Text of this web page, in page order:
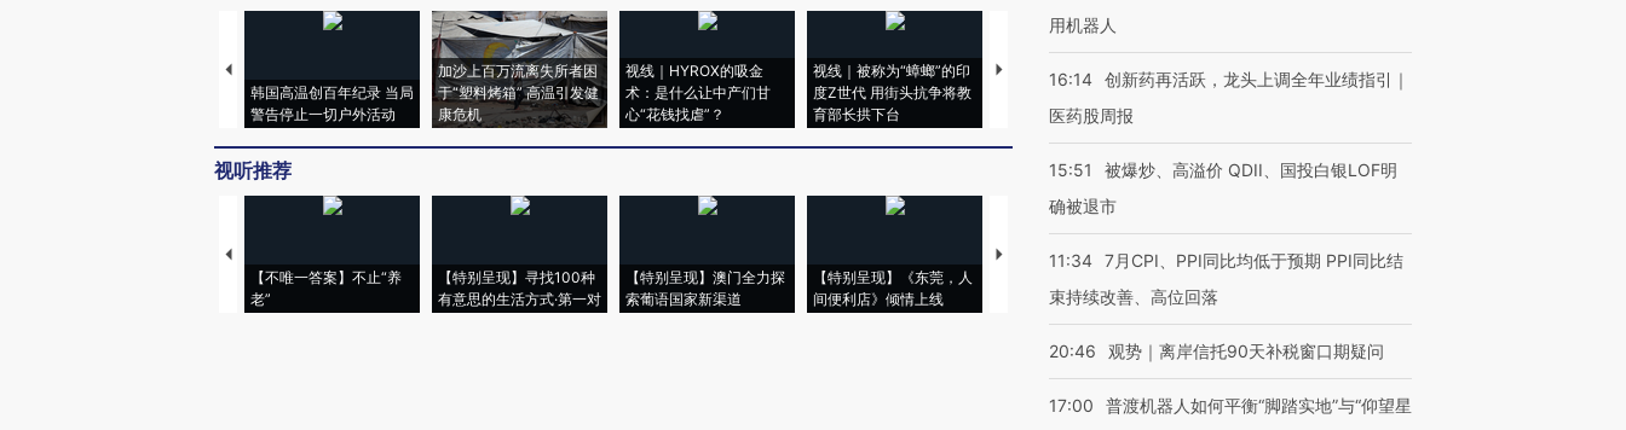
韩国高温创百年纪录 当局
警告停止一切户外活动
加沙上百万流离失所者困
于“塑料烤箱” 高温引发健
康危机
视线｜HYROX的吸金
术：是什么让中产们甘
心“花钱找虐”？
视线｜被称为“蟑螂”的印
度Z世代 用街头抗争将教
育部长拱下台
视线｜“入侵”还是“人道危
机”？难民潮撕裂西班牙
飞地休达
湖北宜昌局部短时降雨
128毫米 紧急转移近
哈尔滨遭遇短时极端强降
雨 3小时累计雨量超80毫
视听推荐
【不唯一答案】不止“养
老”
【特别呈现】寻找100种
有意思的生活方式·第一对
【特别呈现】澳门全力探
索葡语国家新渠道
【特别呈现】《东莞，人
间便利店》倾情上线
【推广】走进第四届链博
有意思的生活方式·第三对
【商旅对话】华住集团
用机器人
16:14 创新药再活跃，龙头上调全年业绩指引｜
医药股周报
15:51
被爆炒、高溢价 QDII、国投白银LOF明
确被退市
11:34 7月CPI、PPI同比均低于预期 PPI同比结
束持续改善、高位回落
20:46 观势｜离岸信托90天补税窗口期疑问
17:00
普渡机器人如何平衡“脚踏实地”与“仰望星